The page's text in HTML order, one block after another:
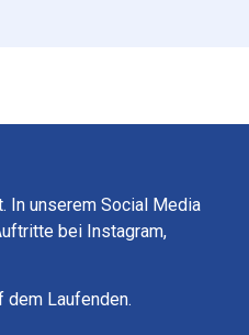
In unserem Social Media
bei Instagram,
dem Laufenden.